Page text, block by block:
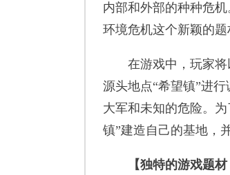
内部和外部的种种危
环境危机这个新颖的题
在游戏中，玩家将
源头地点“希望镇”进
大军和未知的危险。
镇”建造自己的基地，
【独特的游戏题